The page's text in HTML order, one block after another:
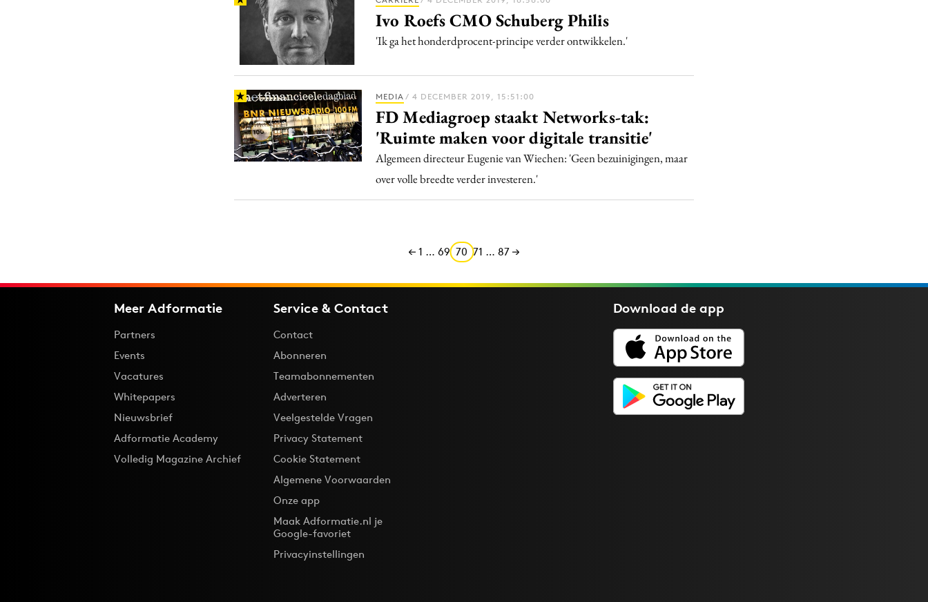
Ivo Roefs CMO Schuberg Philis
'Ik ga het honderdprocent-principe verder ontwikkelen.'
MEDIA / 4 DECEMBER 2019, 15:51:00
FD Mediagroep staakt Networks-tak:
'Ruimte maken voor digitale transitie'
Algemeen directeur Eugenie van Wiechen: 'Geen bezuinigingen, maar
over volle breedte verder investeren.'
1 … 69 70 71 … 87
Meer Adformatie
Partners
Events
Vacatures
Whitepapers
Nieuwsbrief
Adformatie Academy
Volledig Magazine Archief
Service & Contact
Contact
Abonneren
Teamabonnementen
Adverteren
Veelgestelde Vragen
Privacy Statement
Cookie Statement
Algemene Voorwaarden
Onze app
Maak Adformatie.nl je
Google-favoriet
Privacyinstellingen
Download deapp